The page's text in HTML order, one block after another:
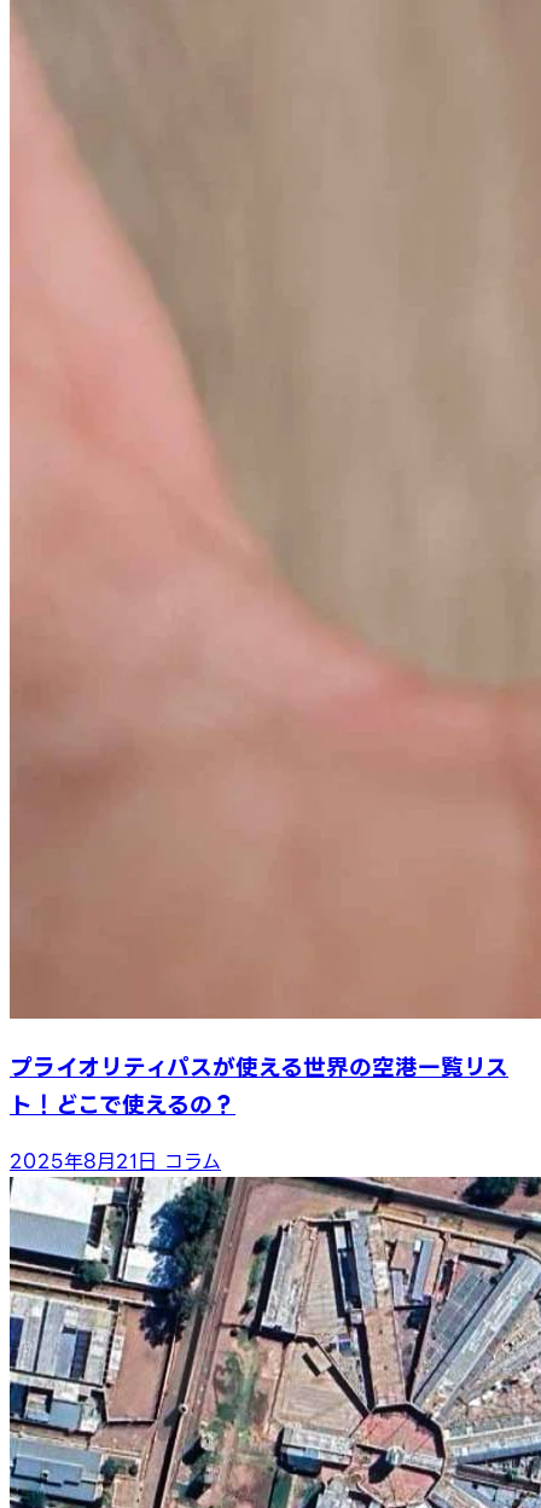
プライオリティパスが使える世界の空港一覧リス
ト！どこで使えるの？
2025年8月21日 コラム